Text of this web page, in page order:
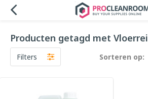
Producten getagd met
Filters Sorteren op: